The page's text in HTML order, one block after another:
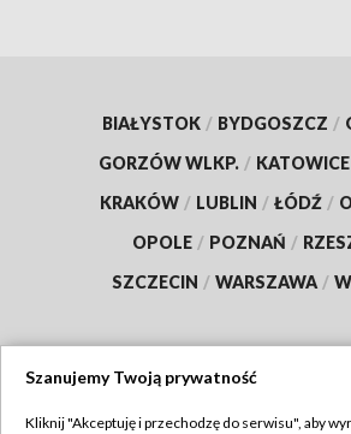
BIAŁYSTOK / BYDGOSZCZ /
GORZÓW WLKP. / KATOWICE
KRAKÓW / LUBLIN / ŁÓDŹ /
OPOLE / POZNAŃ /
SZCZECIN / WARSZAWA /
Szanujemy Twoją prywatność
Kliknij "Akceptuję i przechodzę do serwisu", aby